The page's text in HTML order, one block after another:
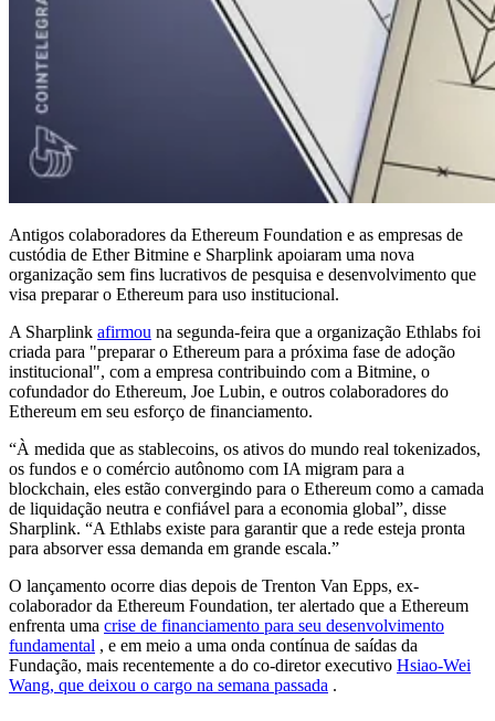
Antigos colaboradores da Ethereum Foundation e as empresas de
custódia de Ether Bitmine e Sharplink apoiaram uma nova
organização sem fins lucrativos de pesquisa e desenvolvimento que
visa preparar o Ethereum para uso institucional.
A Sharplink afirmou na segunda-feira que a organização Ethlabs foi
criada para "preparar o Ethereum para a próxima fase de adoção
institucional", com a empresa contribuindo com a Bitmine, o
cofundador do Ethereum, Joe Lubin, e outros colaboradores do
Ethereum em seu esforço de financiamento.
“À medida que as stablecoins, os ativos do mundo real tokenizados,
os fundos e o comércio autônomo com IA migram para a
blockchain, eles estão convergindo para o Ethereum como a camada
de liquidação neutra e confiável para a economia global”, disse
Sharplink. “A Ethlabs existe para garantir que a rede esteja pronta
para absorver essa demanda em grande escala.”
O lançamento ocorre dias depois de Trenton Van Epps, ex-
colaborador da Ethereum Foundation, ter alertado que a Ethereum
enfrenta uma crise de financiamento para seu desenvolvimento
fundamental , e em meio a uma onda contínua de saídas da
Fundação, mais recentemente a do co-diretor executivo Hsiao-Wei
Wang, que deixou o cargo na semana passada .